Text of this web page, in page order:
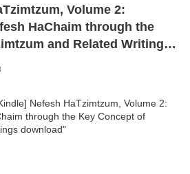
Volume 2:
HaChaim through the
and Related Writings